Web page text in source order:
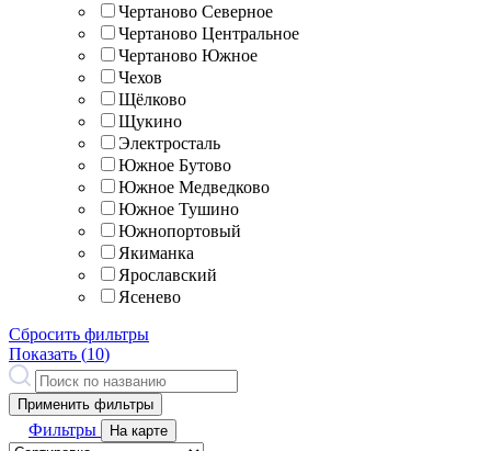
Чертаново Северное
Чертаново Центральное
Чертаново Южное
Чехов
Щёлково
Щукино
Электросталь
Южное Бутово
Южное Медведково
Южное Тушино
Южнопортовый
Якиманка
Ярославский
Ясенево
Сбросить фильтры
Показать (10)
Применить фильтры
Фильтры На карте